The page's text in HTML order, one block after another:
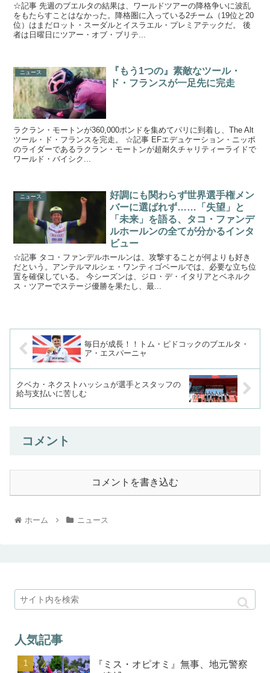
☆記事 先週のブエルタの結果は、ワールドツアーの降格争いに波乱
をもたらすことはなかった。降格圏に入っている2チーム（19位と20
位）はまだロット・スーダルとイスラエル・プレミアテックだ。 後
者は日曜日にツアー・オブ・ブリテ...
ニュース
『もう1つの』素敵なツール・
ド・フランスが一足先に完走
ラクラン・モートンが360,000ポンドを集めてパリに到着し、The Alt
ツール・ド・フランスを完走。 ☆記事 EFエデュケーション・ニッポ
のライダーであるラクラン・モートンが超耐久チャリティーライドで
ワールド・バイシク...
ニュース
好調にも関わらず世界選手権メン
バーに選ばれず……「失望」と
「未来」を語る、タコ・ファンデ
ルホールンの全てが分かるインタ
ビュー
☆記事 タコ・ファンデルホールンは、攻撃することが何よりも好き
だという。アンテルマルシェ・ワンティゴベールでは、必要な立ち位
置を確保している。 今シーズンは、ジロ・デ・イタリアとベネルク
ス・ツアーでステージ優勝を果たし、最...
毎日が成長！！トム・ピドコックのブエルタ・
ア・エスパーニャ
クベカ・ネクストハッシュが選手とスタッフの
給与支払いに苦しむ
コメント
コメントを書き込む
ホーム ニュース
人気記事
『ミス・オピオミ』無事、地元警察